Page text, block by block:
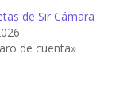
de Sir Cámara
de cuenta»